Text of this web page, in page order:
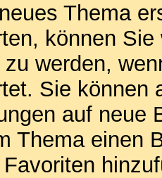
Thema
können
werden,
Sie können
auf neue
Thema einen